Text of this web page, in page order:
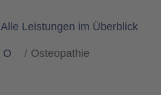
Alle Leistungen im Überblick
O Osteopathie